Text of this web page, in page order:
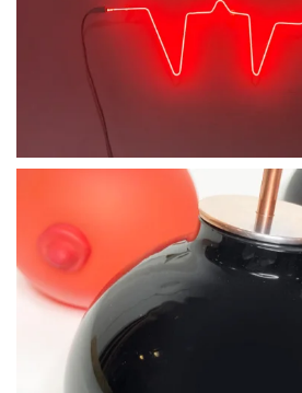
BLÄDDRA I GALLERI